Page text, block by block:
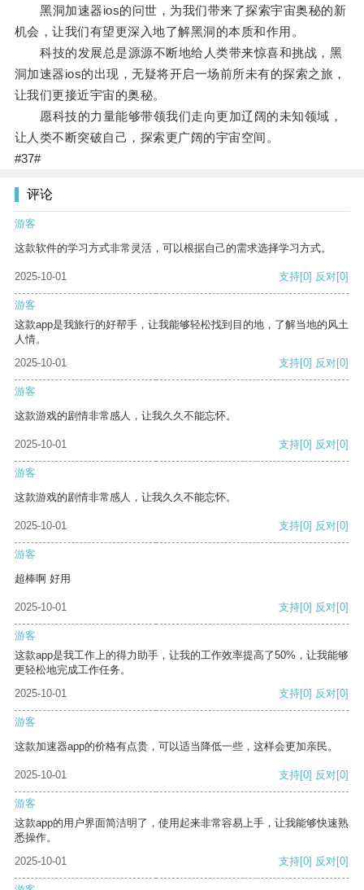
黑洞加速器ios的问世，为我们带来了探索宇宙奥秘的新
机会，让我们有望更深入地了解黑洞的本质和作用。
科技的发展总是源源不断地给人类带来惊喜和挑战，黑
洞加速器ios的出现，无疑将开启一场前所未有的探索之旅，
让我们更接近宇宙的奥秘。
愿科技的力量能够带领我们走向更加辽阔的未知领域，
让人类不断突破自己，探索更广阔的宇宙空间。
#37#
评论
游客
这款软件的学习方式非常灵活，可以根据自己的需求选择学习方式。
2025-10-01 支持[0] 反对[0]
游客
这款app是我旅行的好帮手，让我能够轻松找到目的地，了解当地的风土
人情。
2025-10-01
支持[0] 反对[0]
游客
这款游戏的剧情非常感人，让我久久不能忘怀。
2025-10-01 支持[0] 反对[0]
游客
这款游戏的剧情非常感人，让我久久不能忘怀。
2025-10-01 支持[0] 反对[0]
游客
超棒啊 好用
2025-10-01 支持[0] 反对[0]
游客
这款app是我工作上的得力助手，让我的工作效率提高了50%，让我能够
更轻松地完成工作任务。
2025-10-01
支持[0] 反对[0]
游客
这款加速器app的价格有点贵，可以适当降低一些，这样会更加亲民。
2025-10-01 支持[0] 反对[0]
游客
这款app的用户界面简洁明了，使用起来非常容易上手，让我能够快速熟
悉操作。
2025-10-01
支持[0] 反对[0]